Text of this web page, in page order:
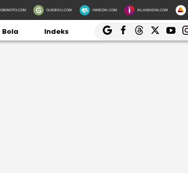
GUIDEKU.COM HIMEDIK.COM IKLANDISINI.COM
Bola Indeks